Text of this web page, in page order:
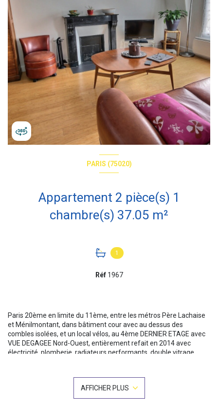
PARIS (75020)
Appartement 2 pièce(s) 1
chambre(s) 37.05 m²
1
Réf 1967
Paris 20ème en limite du 11ème, entre les métros Père Lachaise
et Ménilmontant, dans bâtiment cour avec au dessus des
combles isolées, et un local vélos, au 4ème DERNIER ETAGE avec
VUE DEGAGEE Nord-Ouest, entièrement refait en 2014 avec
électricité, plomberie, radiateurs performants, double vitrage,
entrée avec kitchenette équipée en pan mural avec placard
desservant un beau séjour avec cheminée ramonée, ouvert sur
spacieuse chambre avec nombreux placards muraux (pouvant
AFFICHER PLUS